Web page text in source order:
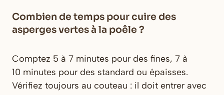
Combien de temps pour cuire des
asperges vertes à la poêle ?
Comptez 5 à 7 minutes pour des fines, 7 à
10 minutes pour des standard ou épaisses.
Vérifiez toujours au couteau : il doit entrer avec